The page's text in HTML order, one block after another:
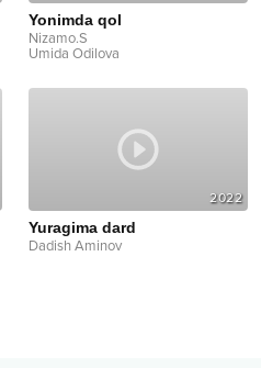
Yonimda qol
Nizamo.S
Umida Odilova
2022
Yuragima dard
Dadish Aminov